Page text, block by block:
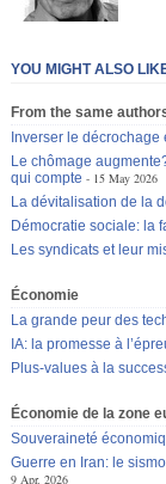
YOU MIGHT ALSO
From the same
Inverser le décrochage
Le chômage
qui compte
15 May 2026
La dévitalisation de la
Démocratie sociale: la
Les syndicats et leur
Économie
La grande peur des
IA: la promesse à
Plus-values à la
Économie de la zone
Souveraineté
Guerre en Iran: le
9 Apr. 2026